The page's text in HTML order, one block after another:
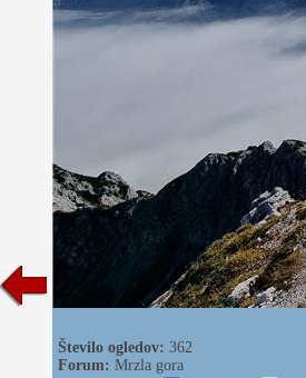
Število ogledov: 362
Forum: Mrzla gora